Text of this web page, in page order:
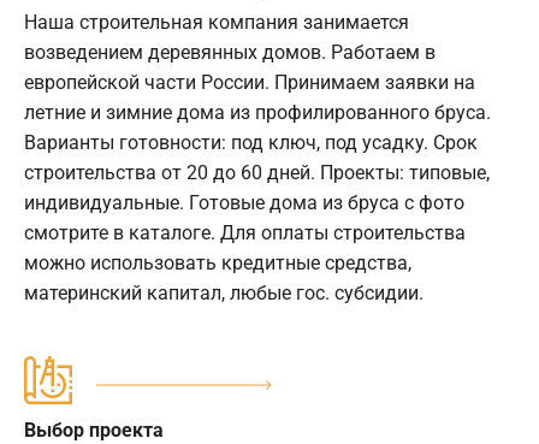
Наша строительная компания занимается
возведением деревянных домов. Работаем в
европейской части России. Принимаем заявки на
летние и зимние дома из профилированного бруса.
Варианты готовности: под ключ, под усадку. Срок
строительства от 20 до 60 дней. Проекты: типовые,
индивидуальные. Готовые дома из бруса с фото
смотрите в каталоге. Для оплаты строительства
можно использовать кредитные средства,
материнский капитал, любые гос. субсидии.
Выбор проекта